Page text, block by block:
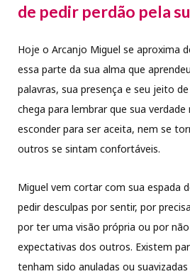
de pedir perdão pela
Hoje o Arcanjo Miguel se aproxima
essa parte da sua alma que
palavras, sua presença e seu jeito
chega para lembrar que sua verdade
esconder para ser aceita, nem se
outros se sintam confortáveis.
Miguel vem cortar com sua espada
pedir desculpas por sentir, por
por ter uma visão própria ou por
expectativas dos outros. Existem
tenham sido anuladas ou